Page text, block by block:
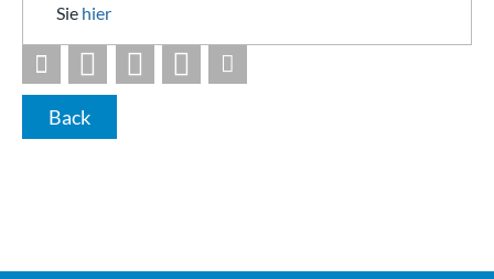
Sie hier
Back